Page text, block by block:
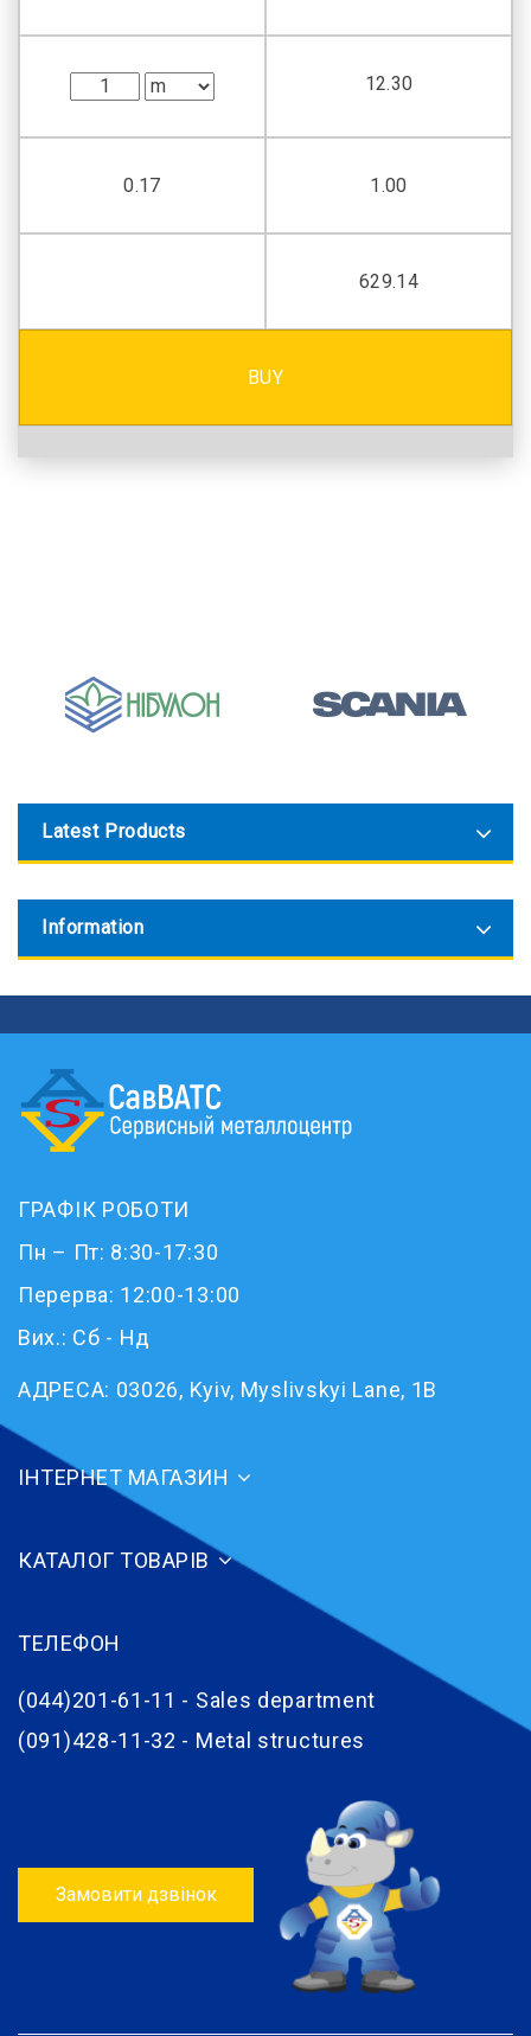
12.30
0.17 1.00
629.14
BUY
Latest Products
Information
ГРАФІК РОБОТИ
Пн – Пт: 8:30-17:30
Перерва: 12:00-13:00
Вих.: Сб - Нд
АДРЕСА: 03026, Kyiv, Myslivskyi Lane, 1B
ІНТЕРНЕТ МАГАЗИН
КАТАЛОГ ТОВАРІВ
ТЕЛЕФОН
(044)201-61-11 - Sales department
(091)428-11-32 - Metal structures
Замовити дзвінок